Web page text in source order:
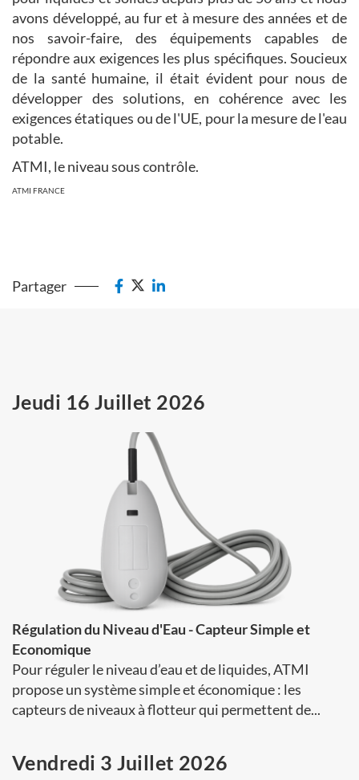
avons développé, au fur et à mesure des années et de
nos savoir-faire, des équipements capables de
répondre aux exigences les plus spécifiques. Soucieux
de la santé humaine, il était évident pour nous de
développer des solutions, en cohérence avec les
exigences étatiques ou de l'UE, pour la mesure de l'eau
potable.
ATMI, le niveau sous contrôle.
ATMI FRANCE
Partager
Jeudi 16 Juillet 2026
Régulation du Niveau d'Eau - Capteur Simple et
Economique
Pour réguler le niveau d’eau et de liquides, ATMI
propose un système simple et économique : les
capteurs de niveaux à flotteur qui permettent de...
Vendredi 3 Juillet 2026